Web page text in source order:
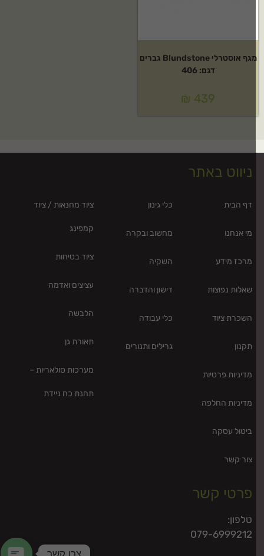
מגף אוסטרלי Blundstone גברים
דגם: 406
₪439
ניווט באתר
דף הבית
מי אנחנו
מרכז מידע
שאלות נפוצות
השכרת ציוד
תקנון
מדיניות פרטיות
מדיניות החלפה
ביטול עסקה
צור קשר
כלי גינון
מחשוב ובקרה
השקיה
דישון והדברה
כלי עבודה
גרילים ותנורים
ציוד מחנאות / ציוד
קמפינג
ציוד בטיחות
עציצים ואדמה
הלבשה
תאורת גן
מערכות סולאריות –
תחנת כח ניידת
פרטי קשר
טלפון:
079-6999212
צרו קשר